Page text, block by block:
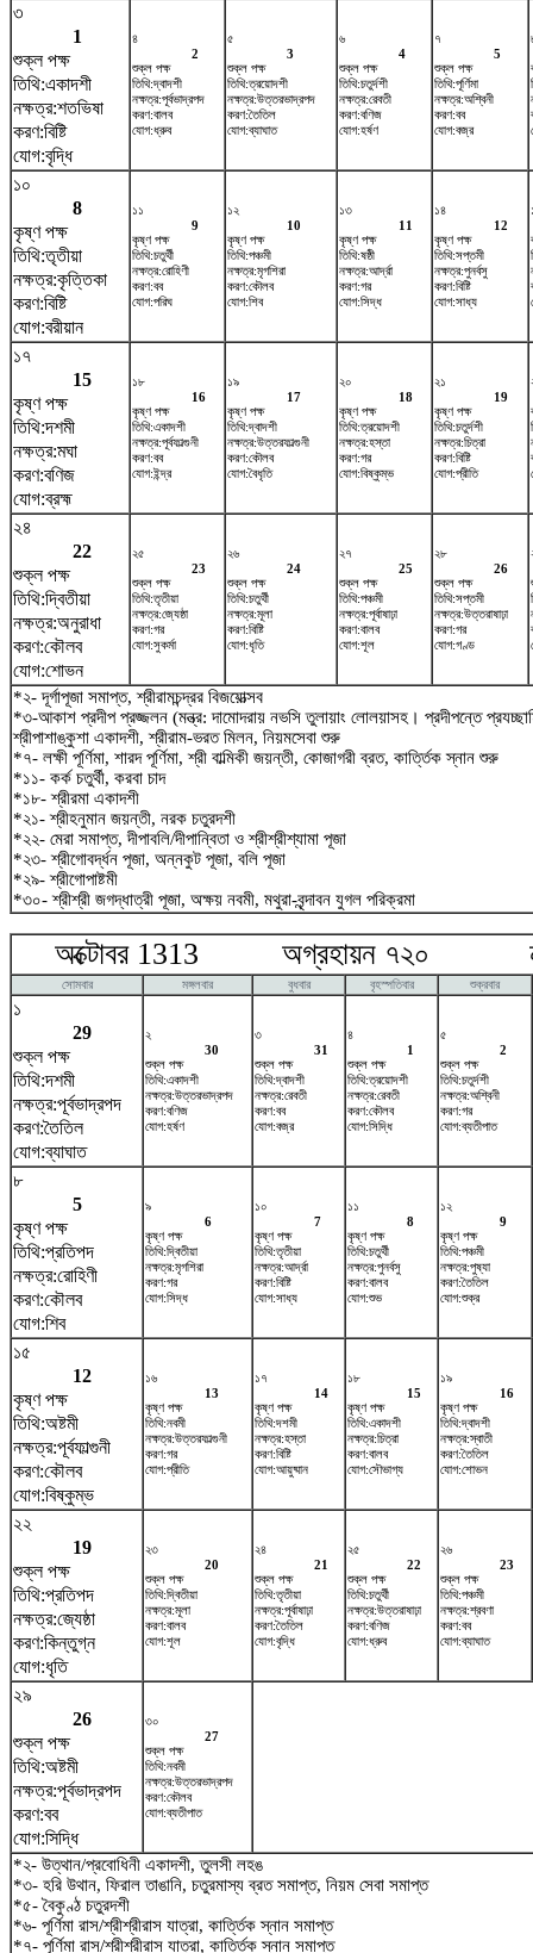
৩
1
শুক্ল পক্ষ
তিথি:একাদশী
নক্ষত্র:শতভিষ‌া
করণ:বিষ্টি
যোগ:বৃদ্ধি
৪
2
শুক্ল পক্ষ
তিথি:দ্বাদশী
নক্ষত্র:পূর্বভাদ্রপদ
করণ:বালব
যোগ:ধ্রুব
৫
3
শুক্ল পক্ষ
তিথি:ত্রয়োদশী
নক্ষত্র:উত্তরভাদ্রপদ
করণ:তৈতিল
যোগ:ব্যাঘাত
৬
4
শুক্ল পক্ষ
তিথি:চতুর্দশী
নক্ষত্র:রেবতী
করণ:বণিজ
যোগ:হর্ষণ
৭
5
শুক্ল পক্ষ
তিথি:পূর্ণিমা
নক্ষত্র:অশ্বিনী
করণ:বব
যোগ:বজ্র
১০
8
কৃষ্ণ পক্ষ
তিথি:তৃতীয়া
নক্ষত্র:কৃত্তিকা
করণ:বিষ্টি
যোগ:বরীয়ান
১১
9
কৃষ্ণ পক্ষ
তিথি:চতুর্থী
নক্ষত্র:রোহিণী
করণ:বব
যোগ:পরিঘ
১২
10
কৃষ্ণ পক্ষ
তিথি:পঞ্চমী
নক্ষত্র:মৃগশিরা
করণ:কৌলব
যোগ:শিব
১৩
11
কৃষ্ণ পক্ষ
তিথি:ষষ্ঠী
নক্ষত্র:আর্দ্রা
করণ:গর
যোগ:সিদ্ধ
১৪
12
কৃষ্ণ পক্ষ
তিথি:সপ্তমী
নক্ষত্র:পুনর্বসু
করণ:বিষ্টি
যোগ:সাধ্য
১৭
15
কৃষ্ণ পক্ষ
তিথি:দশমী
নক্ষত্র:মঘা
করণ:বণিজ
যোগ:ব্রহ্ম
১৮
16
কৃষ্ণ পক্ষ
তিথি:একাদশী
নক্ষত্র:পূর্বফাল্গুনী
করণ:বব
যোগ:ইন্দ্র
১৯
17
কৃষ্ণ পক্ষ
তিথি:দ্বাদশী
নক্ষত্র:উত্তরফাল্গুনী
করণ:কৌলব
যোগ:বৈধৃতি
২০
18
কৃষ্ণ পক্ষ
তিথি:ত্রয়োদশী
নক্ষত্র:হস্তা
করণ:গর
যোগ:বিষ্কুম্ভ
২১
19
কৃষ্ণ পক্ষ
তিথি:চতুর্দশী
নক্ষত্র:চিত্রা
করণ:বিষ্টি
যোগ:প্রীতি
২৪
22
শুক্ল পক্ষ
তিথি:দ্বিতীয়া
নক্ষত্র:অনুরাধা
করণ:কৌলব
যোগ:শোভন
২৫
23
শুক্ল পক্ষ
তিথি:তৃতীয়া
নক্ষত্র:জ্যেষ্ঠা
করণ:গর
যোগ:সুকর্মা
২৬
24
শুক্ল পক্ষ
তিথি:চতুর্থী
নক্ষত্র:মূলা
করণ:বিষ্টি
যোগ:ধৃতি
২৭
25
শুক্ল পক্ষ
তিথি:পঞ্চমী
নক্ষত্র:পূর্বাষাঢ়া
করণ:বালব
যোগ:শূল
২৮
26
শুক্ল পক্ষ
তিথি:সপ্তমী
নক্ষত্র:উত্তরাষাঢ়া
করণ:গর
যোগ:গণ্ড
*২- দূর্গাপূজা সমাপ্ত, শ্রীরামচন্দ্রর বিজয়োত্সব
*৩-আকাশ প্রদীপ প্রজ্জলন (মন্ত্র: দামোদরায় নভসি তুলায়াং লোলয়াসহ। প্রদীপন্তে
শ্রীপাশাঙ্কুশা একাদশী, শ্রীরাম-ভরত মিলন, নিয়মসেবা শুরু
*৭- লক্ষী পূর্ণিমা, শারদ পূর্ণিমা, শ্রী বাল্মিকী জয়ন্তী, কোজাগরী ব্রত, কার্ত্তিক স্নান শুরু
*১১- কর্ক চতুর্থী, করবা চাদ
*১৮- শ্রীরমা একাদশী
*২১- শ্রীহনুমান জয়ন্তী, নরক চতুরদশী
*২২- মেরা সমাপ্ত, দীপাবলি/দীপান্বিতা ও শ্রীশ্রীশ্যামা পূজা
*২৩- শ্রীগোবর্দ্ধন পূজা, অন্নকুট পূজা, বলি পূজা
*২৯- শ্রীগোপাষ্টমী
*৩০- শ্রীশ্রী জগদ্ধাত্রী পূজা, অক্ষয় নবমী, মথুরা-বৃন্দাবন যুগল পরিক্রমা
অক্টোবর 1313 অগ্রহায়ন ৭২০
সোমবার মঙ্গলবার বুধবার বৃহস্পতিবার শুক্রবার
১
29
শুক্ল পক্ষ
তিথি:দশমী
নক্ষত্র:পূর্বভাদ্রপদ
করণ:তৈতিল
যোগ:ব্যাঘাত
২
30
শুক্ল পক্ষ
তিথি:একাদশী
নক্ষত্র:উত্তরভাদ্রপদ
করণ:বণিজ
যোগ:হর্ষণ
৩
31
শুক্ল পক্ষ
তিথি:দ্বাদশী
নক্ষত্র:রেবতী
করণ:বব
যোগ:বজ্র
৪
1
শুক্ল পক্ষ
তিথি:ত্রয়োদশী
নক্ষত্র:রেবতী
করণ:কৌলব
যোগ:সিদ্ধি
৫
2
শুক্ল পক্ষ
তিথি:চতুর্দশী
নক্ষত্র:অশ্বিনী
করণ:গর
যোগ:ব্যতীপাত
৮
5
কৃষ্ণ পক্ষ
তিথি:প্রতিপদ
নক্ষত্র:রোহিণী
করণ:কৌলব
যোগ:শিব
৯
6
কৃষ্ণ পক্ষ
তিথি:দ্বিতীয়া
নক্ষত্র:মৃগশিরা
করণ:গর
যোগ:সিদ্ধ
১০
7
কৃষ্ণ পক্ষ
তিথি:তৃতীয়া
নক্ষত্র:আর্দ্রা
করণ:বিষ্টি
যোগ:সাধ্য
১১
8
কৃষ্ণ পক্ষ
তিথি:চতুর্থী
নক্ষত্র:পুনর্বসু
করণ:বালব
যোগ:শুভ
১২
9
কৃষ্ণ পক্ষ
তিথি:পঞ্চমী
নক্ষত্র:পুষ্যা
করণ:তৈতিল
যোগ:শুক্র
১৫
12
কৃষ্ণ পক্ষ
তিথি:অষ্টমী
নক্ষত্র:পূর্বফাল্গুনী
করণ:কৌলব
যোগ:বিষ্কুম্ভ
১৬
13
কৃষ্ণ পক্ষ
তিথি:নবমী
নক্ষত্র:উত্তরফাল্গুনী
করণ:গর
যোগ:প্রীতি
১৭
14
কৃষ্ণ পক্ষ
তিথি:দশমী
নক্ষত্র:হস্তা
করণ:বিষ্টি
যোগ:আয়ুষ্মান
১৮
15
কৃষ্ণ পক্ষ
তিথি:একাদশী
নক্ষত্র:চিত্রা
করণ:বালব
যোগ:সৌভাগ্য
১৯
16
কৃষ্ণ পক্ষ
তিথি:দ্বাদশী
নক্ষত্র:স্বাতী
করণ:তৈতিল
যোগ:শোভন
২২
19
শুক্ল পক্ষ
তিথি:প্রতিপদ
নক্ষত্র:জ্যেষ্ঠা
করণ:কিন্তুগ্ন
যোগ:ধৃতি
২৩
20
শুক্ল পক্ষ
তিথি:দ্বিতীয়া
নক্ষত্র:মূলা
করণ:বালব
যোগ:শূল
২৪
21
শুক্ল পক্ষ
তিথি:তৃতীয়া
নক্ষত্র:পূর্বাষাঢ়া
করণ:তৈতিল
যোগ:বৃদ্ধি
২৫
22
শুক্ল পক্ষ
তিথি:চতুর্থী
নক্ষত্র:উত্তরাষাঢ়া
করণ:বণিজ
যোগ:ধ্রুব
২৬
23
শুক্ল পক্ষ
তিথি:পঞ্চমী
নক্ষত্র:শ্রবণা
করণ:বব
যোগ:ব্যাঘাত
২৯
26
শুক্ল পক্ষ
তিথি:অষ্টমী
নক্ষত্র:পূর্বভাদ্রপদ
করণ:বব
যোগ:সিদ্ধি
৩০
27
শুক্ল পক্ষ
তিথি:নবমী
নক্ষত্র:উত্তরভাদ্রপদ
করণ:কৌলব
যোগ:ব্যতীপাত
*২- উত্থান/প্রবোধিনী একাদশী, তুলসী লহঙ
*৩- হরি উথান, ফিরাল তাঙানি, চতুরমাস্য ব্রত সমাপ্ত, নিয়ম সেবা সমাপ্ত
*৫- বৈকুণ্ঠ চতুরদশী
*৬- পূর্ণিমা রাস/শ্রীশ্রীরাস যাত্রা, কার্ত্তিক স্নান সমাপ্ত
*৭- পূর্ণিমা রাস/শ্রীশ্রীরাস যাত্রা, কার্ত্তিক স্নান সমাপ্ত